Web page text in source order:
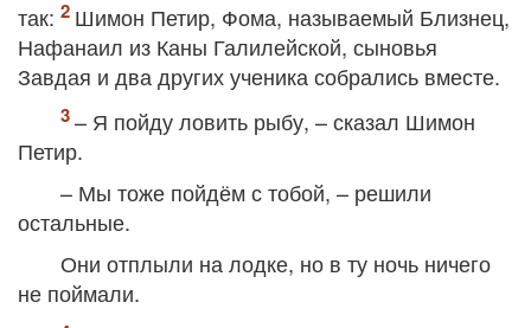
так:
Шимон Петир, Фома, называемый Близнец,
Нафанаил из Каны Галилейской, сыновья
Завдая и два других ученика собрались вместе.
– Я пойду ловить рыбу, – сказал Шимон
Петир.
– Мы тоже пойдём с тобой, – решили
остальные.
Они отплыли на лодке, но в ту ночь ничего
не поймали.